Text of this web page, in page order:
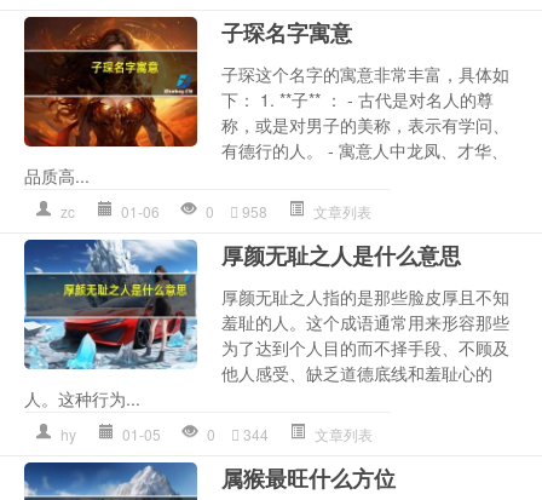
子琛名字寓意
子琛这个名字的寓意非常丰富，具体如
下： 1. **子** ： - 古代是对名人的尊
称，或是对男子的美称，表示有学问、
有德行的人。 - 寓意人中龙凤、才华、
品质高...
zc 01-06 0 958 文章列表
厚颜无耻之人是什么意思
厚颜无耻之人指的是那些脸皮厚且不知
羞耻的人。这个成语通常用来形容那些
为了达到个人目的而不择手段、不顾及
他人感受、缺乏道德底线和羞耻心的
人。这种行为...
hy 01-05 0 344 文章列表
属猴最旺什么方位